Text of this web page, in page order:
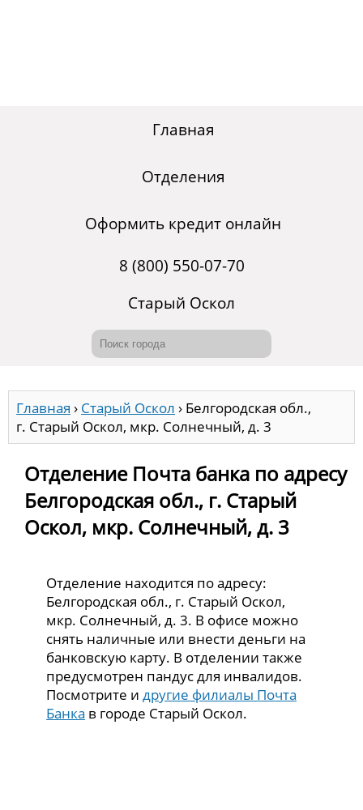
Главная
Отделения
Оформить кредит онлайн
8 (800) 550-07-70
Старый Оскол
Главная › Старый Оскол › Белгородская обл.,
г. Старый Оскол, мкр. Солнечный, д. 3
Отделение Почта банка по адресу
Белгородская обл., г. Старый
Оскол, мкр. Солнечный, д. 3
Отделение находится по адресу:
Белгородская обл., г. Старый Оскол,
мкр. Солнечный, д. 3. В офисе можно
снять наличные или внести деньги на
банковскую карту. В отделении также
предусмотрен пандус для инвалидов.
Посмотрите идругие филиалы Почта
Банка в городе Старый Оскол.